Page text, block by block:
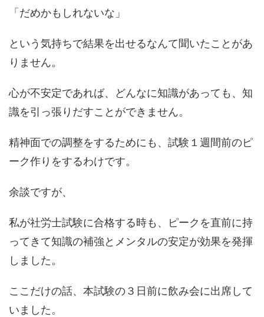
「だめかもしれないな」
という気持ちで結果を出せるなんて聞いたことがあ
りません。
心が不安定であれば、どんなに知識があっても、知
識を引っ張りだすことができません。
精神面での調整をするためにも、試験１週間前のピ
ーク作りをするわけです。
余談ですが、
私が社労士試験に合格する時も、ピークを直前に持
ってきて知識の補強とメンタルの安定が効果を発揮
しました。
ここだけの話、本試験の３日前に飲み会に出席して
いました。